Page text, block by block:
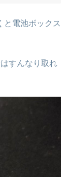
と電池ボックス
すんなり取れ